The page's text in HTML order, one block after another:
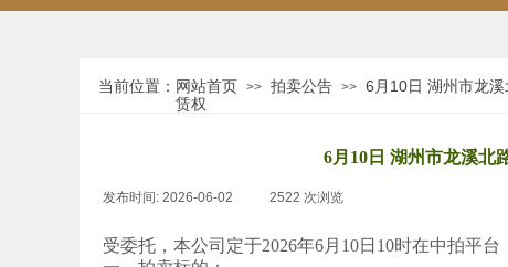
6月10日 湖州市龙溪北
发布时间: 2026-06-02 2522 次浏览
受委托，本公司定于2026年6月10日10时在中拍平台
网站首页 >> 拍卖公告 >> 6月10日 湖州市龙
赁权
当前位置：